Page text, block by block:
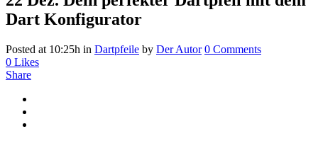
Dart Konfigurator
Posted at 10:25h in Dartpfeile by Der Autor 0 Comments
0 Likes
Share